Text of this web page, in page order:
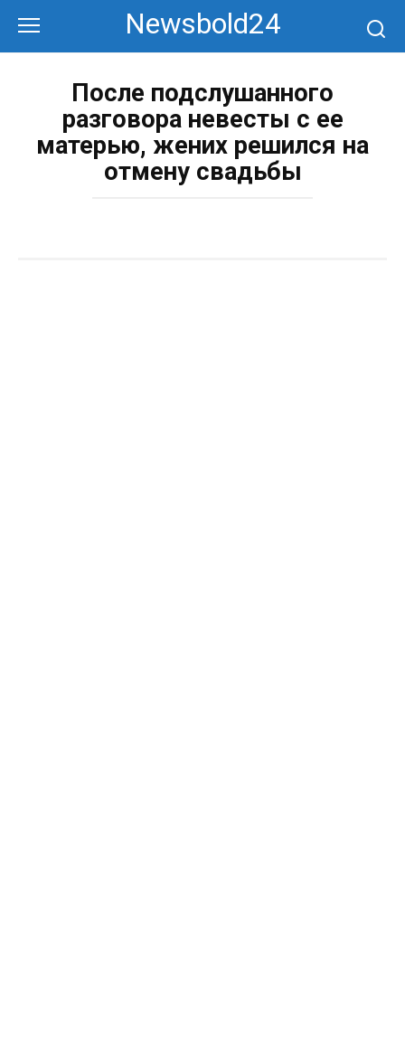
контенту
Newsbold24
После подслушанного
разговора невесты с ее
матерью, жених решился на
отмену свадьбы